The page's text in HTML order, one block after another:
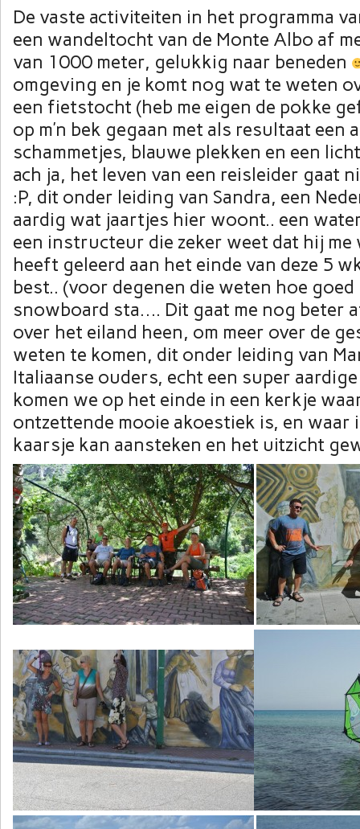
De vaste activiteiten in het programma
een wandeltocht van de Monte Albo af
van 1000 meter, gelukkig naar beneden
omgeving en je komt nog wat te weten
een fietstocht (heb me eigen de pokke
op m’n bek gegaan met als resultaat een
schammetjes, blauwe plekken en een
ach ja, het leven van een reisleider gaat
:P, dit onder leiding van Sandra, een
aardig wat jaartjes hier woont.. een
een instructeur die zeker weet dat hij
heeft geleerd aan het einde van deze 5
best.. (voor degenen die weten hoe goed
snowboard sta…. Dit gaat me nog beter
over het eiland heen, om meer over de
weten te komen, dit onder leiding van
Italiaanse ouders, echt een super
komen we op het einde in een kerkje
ontzettende mooie akoestiek is, en waar
kaarsje kan aansteken en het uitzicht